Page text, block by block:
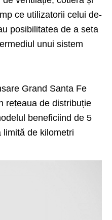
ce utilizatorii celui de-
posibilitatea de a seta
unui sistem
Grand Santa Fe
rețeaua de distribuție
beneficiind de 5
de kilometri